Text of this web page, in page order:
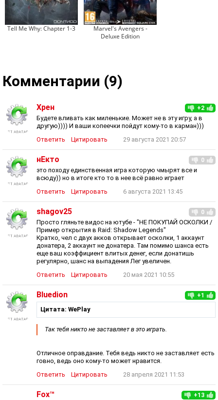
Tell Me Why: Chapter 1-3
Marvel's Avengers -
Deluxe Edition
Комментарии (9)
+2
Хрен
Будете вливать как миленькие. Может не в эту игру, а в
другую)))) И ваши копеечки пойдут кому-то в карман)))
Ответить
Цитировать 29 августа 2021 20:57
0
нЕкто
это походу единственная игра которую чмырят все и
всюду)) но в итоге кто то в нее всё равно играет
Ответить
Цитировать 6 августа 2021 13:45
0
shagov25
Просто гляньте видос на ютубе - "НЕ ПОКУПАЙ ОСКОЛКИ /
Пример открытия в Raid: Shadow Legends"
Кратко, чел с двух акков открывает осколки, 1 аккаунт
донатера, 2 аккаунт не донатера. Там помимо шанса есть
еще ваш коэффициент влитых денег, если донатишь
регулярно, шанс на выпадения Лег увеличен.
Ответить
Цитировать 20 мая 2021 10:55
+1
Bluedion
Цитата: WePlay
Так тебя никто не заставляет в это играть.
Отличное оправдание. Тебя ведь никто не заставляет есть
говно, ведь оно кому-то может нравится.
Ответить
Цитировать 28 апреля 2021 11:53
+13
Fox™